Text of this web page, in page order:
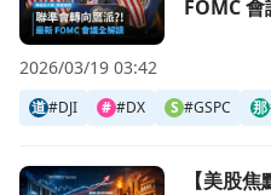
FOMC
道#DJI # #DX S #GSPC 那
2026/03/19 03:42
前往【美股焦點】聯準會按
【美股